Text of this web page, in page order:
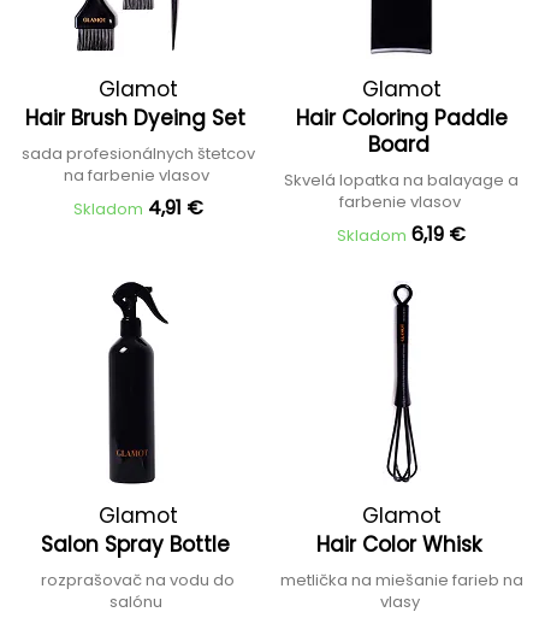
Glamot
Hair Brush Dyeing Set
sada profesionálnych štetcov
na farbenie vlasov
Skladom 4,91 €
Glamot
Hair Coloring Paddle
Board
Skvelá lopatka na balayage a
farbenie vlasov
Skladom 6,19 €
Glamot
Salon Spray Bottle
rozprašovač na vodu do
salónu
Glamot
Hair Color Whisk
metlička na miešanie farieb na
vlasy